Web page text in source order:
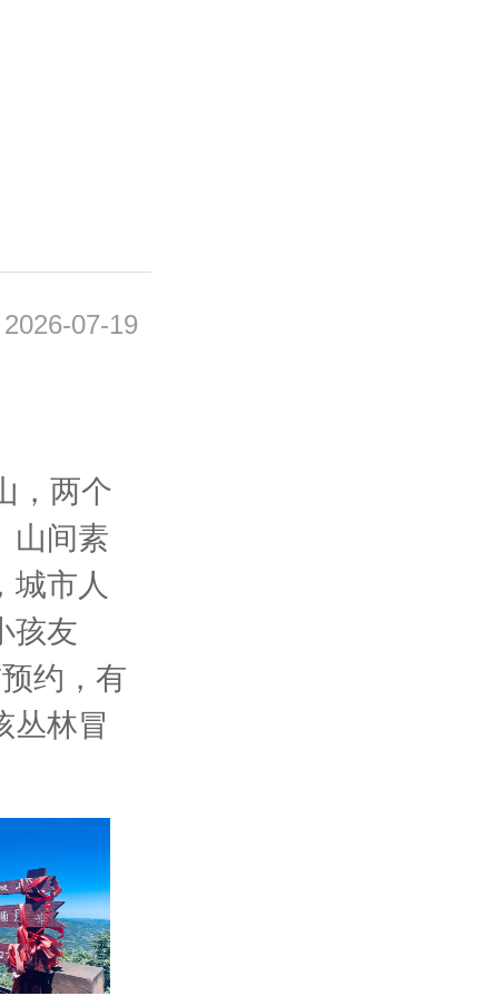
07-19
，两个
山间素
城市人
孩友
约，有
丛林冒